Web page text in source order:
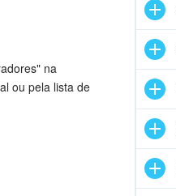
na
ou pela lista de